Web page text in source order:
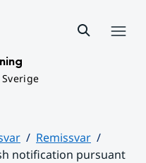
Remissvar
notification pursuant